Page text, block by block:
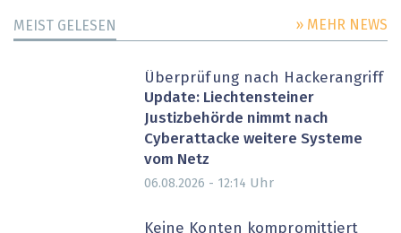
MEIST GELESEN » MEHR NEWS
Überprüfung nach Hackerangriff
Update: Liechtensteiner
Justizbehörde nimmt nach
Cyberattacke weitere Systeme
vom Netz
06.08.2026 - 12:14 Uhr
Keine Konten kompromittiert